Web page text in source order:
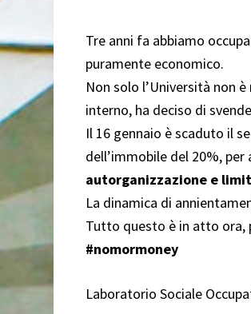
Tre anni fa abbiamo
puramente economico.
Non solo l’Università non
interno, ha deciso di
Il 16 gennaio è scaduto il
dell’immobile del 20%,
autorganizzazione e
La dinamica di
Tutto questo è in atto ora,
#nomormoney
Laboratorio Sociale